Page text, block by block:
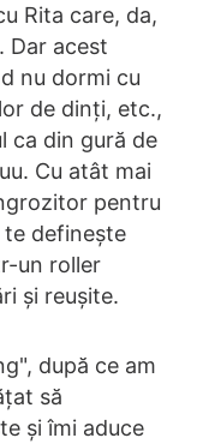
Rita care, da,
Dar acest
nu dormi cu
de dinți, etc.,
ca din gură de
Cu atât mai
pentru
te definește
un roller
și reușite.
după ce am
să
și îmi aduce